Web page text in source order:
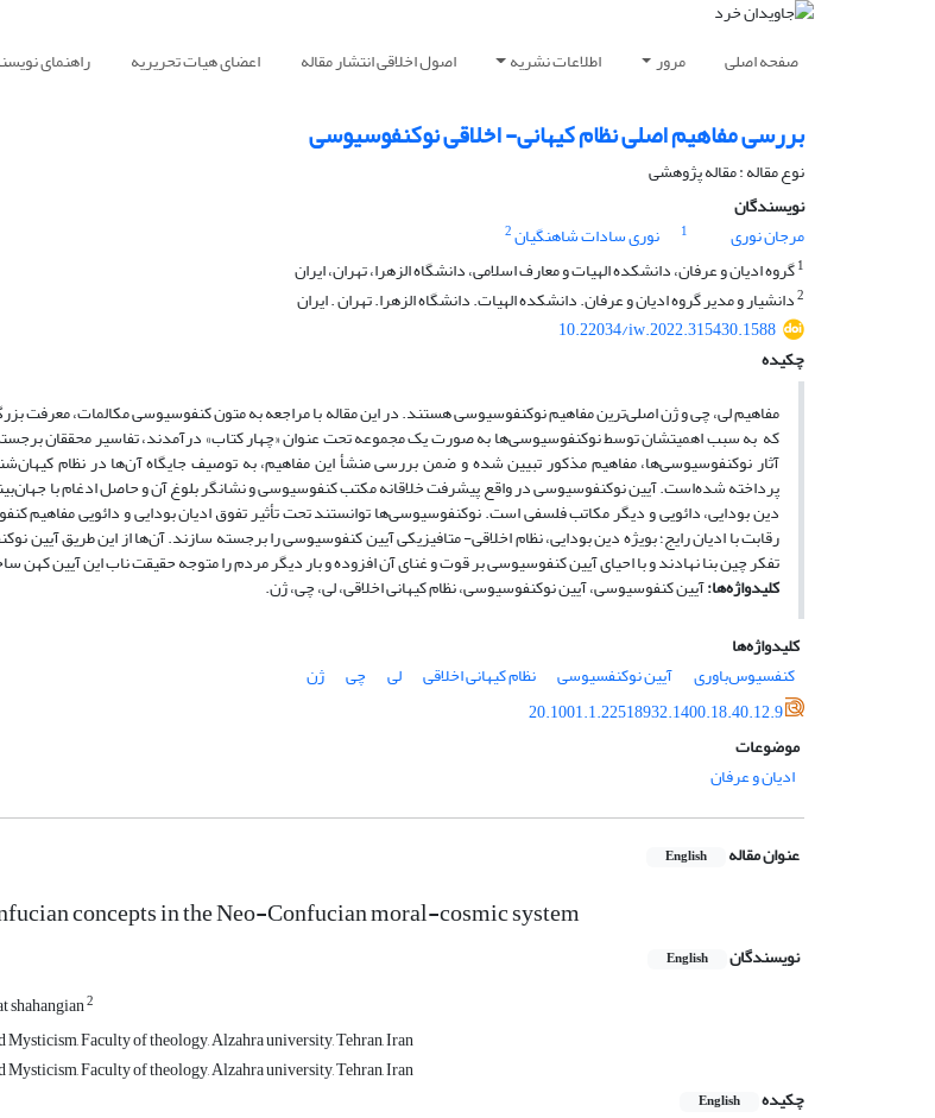
صفحه اصلی مرور اطلاعات نشریه اصول اخلاقی انتشار مقاله اعضای هیات تحریریه راهنمای
بررسی مفاهیم اصلی نظام کیهانی- اخلاقی نوکنفوسیوسی
نوع مقاله : مقاله پژوهشی
نویسندگان
مرجان نوری
1 نوری سادات شاهنگیان2
1گروه ادیان و عرفان، دانشکده الهیات و معارف اسلامی، دانشگاه الزهرا، تهران، ایران
2دانشیار و مدیر گروه ادیان و عرفان. دانشکده الهیات. دانشگاه الزهرا. تهران . ایران
10.22034/iw.2022.315430.1588
چکیده
مفاهیم لی، چی و ژن اصلی‌ترین مفاهیم نوکنفوسیوسی هستند. در این مقاله با مراجعه به متون کنفوسیوسی مکالمات، معرفت
که به سبب اهمیتشان توسط نوکنفو‌سیوسی‌ها به صورت یک مجموعه تحت عنوان «چهار کتاب» درآمدند، تفاسیر محققان
آثار نوکنفوسیوسی‌‌ها، مفاهیم مذکور تبیین شده و ضمن بررسی منشأ این مفاهیم، به توصیف جایگاه آن‌ها در نظام
پرداخته شده‌است. آیین نوکنفوسیوسی در واقع پیشرفت خلاقانه مکتب کنفوسیوسی و نشانگر بلوغ آن و حاصل ادغام با
دین بودایی، دائویی و دیگر مکاتب فلسفی است. نوکنفوسیوسی‌ها توانستند تحت تأثیر تفوق ادیان بودایی و دائویی مفاهیم
رقابت با ادیان رایج؛ بویژه دین بودایی، نظام اخلاقی- متافیزیکی آیین کنفوسیوسی را برجسته سازند. آن‌ها از این طریق آیین
تفکر چین بنا نهادند و با احیای آیین کنفوسیوسی بر قوت و غنای آن افزوده و بار دیگر مردم را متوجه حقیقت ناب این آیین کهن
کلید‌واژه‌ها:آیین کنفوسیوسی، آیین نوکنفوسیوسی، نظام کیهانی اخلاقی، لی، چی، ژن.
کلیدواژه‌ها
کنفسیوس‌باوری
آیین نوکنفسیوسی نظام کیهانی اخلاقی لی چی
ژن
20.1001.1.22518932.1400.18.40.12.9
موضوعات
ادیان و عرفان
عنوان مقاله English
concepts in the Neo-Confucian moral-cosmic system
نویسندگان English
shahangian2
Faculty of theology, Alzahra university, Tehran, Iran
Faculty of theology, Alzahra university, Tehran, Iran
چکیده
English